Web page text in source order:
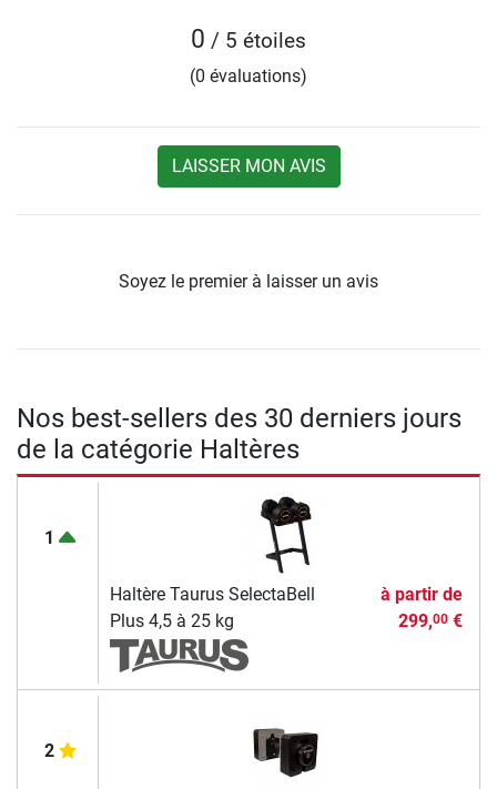
0 / 5 étoiles
(0 évaluations)
LAISSER MON AVIS
Soyez le premier à laisser un avis
Nos best-sellers des 30 derniers jours
de la catégorie Haltères
1
Haltère Taurus SelectaBell
Plus 4,5 à 25 kg
à partir de
299,00€
2